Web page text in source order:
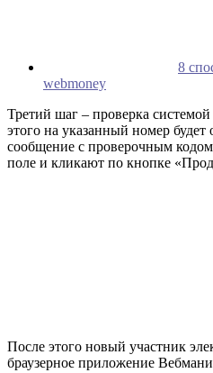
8
webmoney
Третий шаг – проверка
этого на указанный номер будет
сообщение с проверочным
поле и кликают по кнопке
После этого новый участник
браузерное приложение